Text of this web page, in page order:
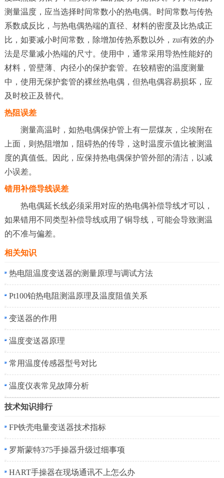
测量温度，应当选择时间常数小的热电偶。时间常数与传热
系数成反比，与热电偶热端的直径、材料的密度及比热成正
比，如要减小时间常数，除增加传热系数以外，zui有效的办
法是尽量减小热端的尺寸。使用中，通常采用导热性能好的
材料，管壁薄、内径小的保护套管。在较精密的温度测量
中，使用无保护套管的裸丝热电偶，但热电偶容易损坏，应
及时校正及替代。
热阻误差
测量高温时，如热电偶保护管上有一层煤灰，尘埃附在
上面，则热阻增加，阻碍热的传导，这时温度示值比被测温
度的真值低。因此，应保持热电偶保护管外部的清洁，以减
小误差。
错用补偿导线误差
热电偶延长线必须采用对应的热电偶补偿导线才可以，
如果错用不同类型补偿导线或用了铜导线，可能会导致测温
的不准与偏差。
相关知识
热电阻温度变送器的测量原理与调试方法
Pt100铂热电阻测温原理及温度阻值关系
变送器的作用
温度变送器原理
常用温度传感器型号对比
温度仪表常见故障分析
技术知识排行
FP铁壳电量变送器技术指标
罗斯蒙特375手操器升级过细事项
HART手操器在现场通讯不上怎么办